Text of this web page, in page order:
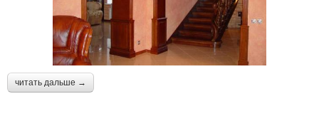
читать дальше →